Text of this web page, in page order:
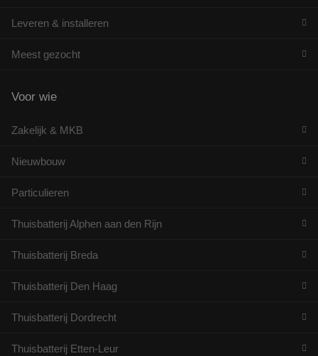
Leveren & installeren
Meest gezocht
Voor wie
Zakelijk & MKB
Nieuwbouw
Particulieren
Thuisbatterij Alphen aan den Rijn
Thuisbatterij Breda
Thuisbatterij Den Haag
Thuisbatterij Dordrecht
Thuisbatterij Etten-Leur